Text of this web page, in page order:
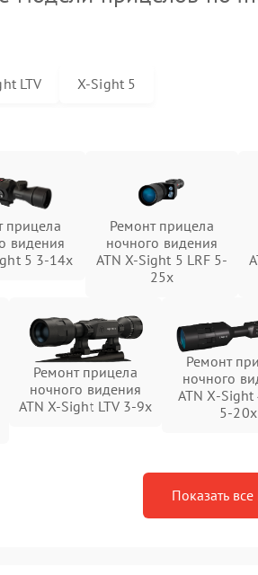
LTV X-Sight 5
прицела
видения
5 3-14x
Ремонт прицела
ночного видения
ATN X-Sight 5 LRF 5-
25x
Ремонт прицела
ночного видения
ATN X-Sight LTV 3-9x
Ремонт
ночного
ATN X-Sight
5-20x
Показать